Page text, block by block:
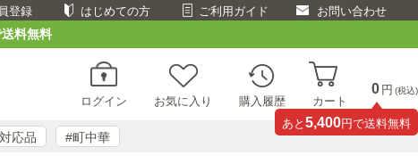
登録 はじめての方 ご利用ガイド お問い合わせ
料無料
ログイン お気に入り 購入履歴 カート
0 円 (税込)
あと 5,400円で送料無料
応品 #町中華